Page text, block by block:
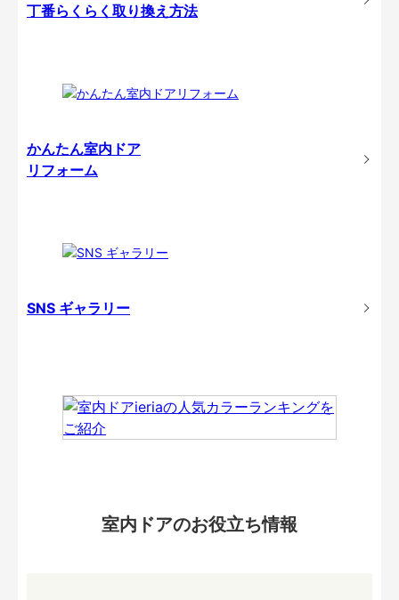
丁番らくらく取り換え方法
かんたん室内ドア
リフォーム
SNS ギャラリー
室内ドアのお役立ち情報